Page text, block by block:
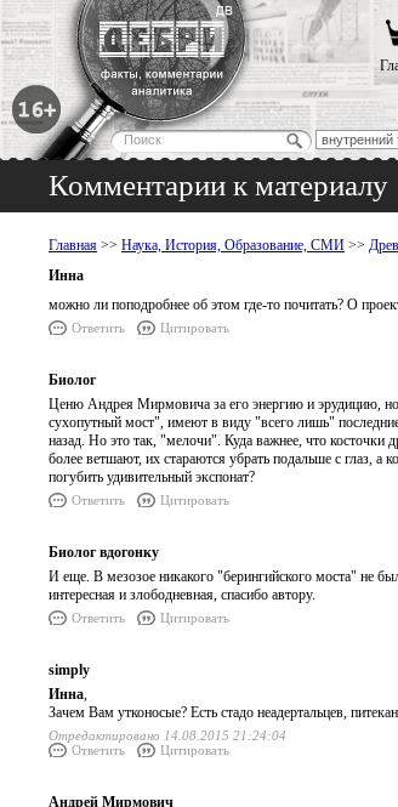
Комментарии к материалу
Главная >> Наука, История, Образование, СМИ >>
Инна
можно ли поподробнее об этом где-то почитать? О
Ответить Цитировать
Биолог
Ценю Андрея Мирмовича за его энергию и эрудицию, но
сухопутный мост", имеют в виду "всего лишь"
назад. Но это так, "мелочи". Куда важнее, что косточки
более ветшают, их стараются убрать подальше с глаз,
погубить удивительный экспонат?
Ответить Цитировать
Биолог вдогонку
И еще. В мезозое никакого "берингийского моста" не
интересная и злободневная, спасибо автору.
Ответить Цитировать
simply
Инна,
Зачем Вам утконосые? Есть стадо неадертальцев,
Отредактировано 14.08.2015 21:24:04
Ответить
Цитировать
Андрей Мирмович